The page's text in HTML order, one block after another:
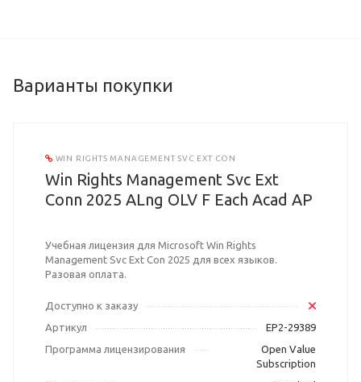
Варианты покупки
WIN RIGHTS MANAGEMENT SVC EXT CON
Win Rights Management Svc Ext
Conn 2025 ALng OLV F Each Acad AP
Учебная лицензия для Microsoft Win Rights
Management Svc Ext Con 2025 для всех языков.
Разовая оплата.
Доступно к заказу
Артикул
EP2-29389
Программа лицензирования
Open Value
Subscription